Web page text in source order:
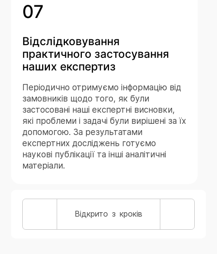
Відкрито з кроків
07
Відслідковування
практичного застосування
наших експертиз
Періодично отримуємо інформацію від
замовників щодо того, як були
застосовані наші експертні висновки,
які проблеми і задачі були вирішені за їх
допомогою. За результатами
експертних досліджень готуємо
наукові публікації та інші аналітичні
матеріали.